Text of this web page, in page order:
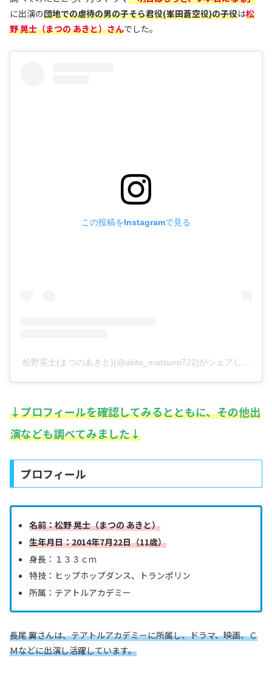
に出演の団地での虐待の男の子そら君役(峯田蒼空役)の子役は松
野 晃士（まつの あきと）さんでした。
この投稿をInstagramで見る
松野晃士(まつのあきと)(@akito_matsuno722)がシェアした投稿
↓プロフィールを確認してみるとともに、その他出
演なども調べてみました↓
プロフィール
名前：松野 晃士（まつの あきと）
生年月日：2014年7月22日（11歳）
身長：１３３ｃｍ
特技：ヒップホップダンス、トランポリン
所属：テアトルアカデミー
長尾 翼さんは、テアトルアカデミーに所属し、ドラマ、映画、Ｃ
Ｍなどに出演し活躍しています。